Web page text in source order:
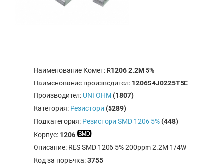
Наименование Комет: R1206 2.2M 5%
Наименование производител: 1206S4J0225T5E
Производител: UNI OHM (1807)
Категория: Резистори (5289)
Подкатегория: Резистори SMD 1206 5% (448)
Корпус: 1206
Описание: RES SMD 1206 5% 200ppm 2.2M 1/4W
Код за поръчка:3755